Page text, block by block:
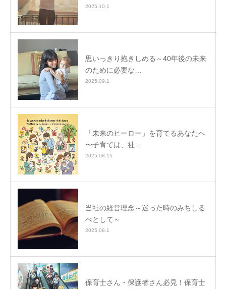
2025.10.1
思いっきり抱きしめる～40年後の未来
のために必要な…
2025.09.1
「未来のヒーロー」を育てるあなたへ
〜子育ては、社…
2025.08.15
当社の経営理念～迷った時のみちしる
べとして～
2025.08.1
保育士さん・保護者さん必見！保育士